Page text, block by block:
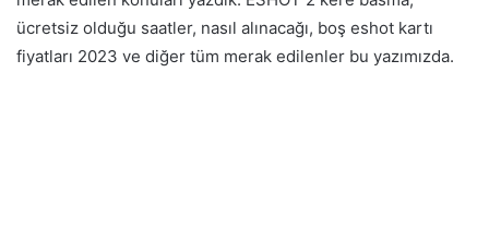
ücretsiz olduğu saatler, nasıl alınacağı, boş eshot kartı
fiyatları 2023 ve diğer tüm merak edilenler bu yazımızda.